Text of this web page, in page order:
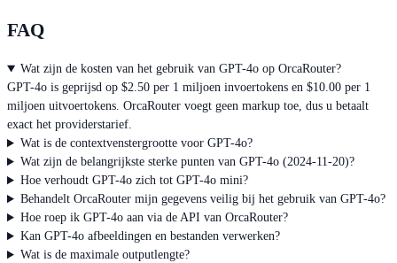
FAQ
Wat zijn de kosten van het gebruik van GPT-4o op OrcaRouter?
GPT-4o is geprijsd op $2.50 per 1 miljoen invoertokens en $10.00 per 1
miljoen uitvoertokens. OrcaRouter voegt geen markup toe, dus u betaalt
exact het providerstarief.
Wat is de contextvenstergrootte voor GPT-4o?
Wat zijn de belangrijkste sterke punten van GPT-4o (2024-11-20)?
Hoe verhoudt GPT-4o zich tot GPT-4o mini?
Behandelt OrcaRouter mijn gegevens veilig bij het gebruik van GPT-4o?
Hoe roep ik GPT-4o aan via de API van OrcaRouter?
Kan GPT-4o afbeeldingen en bestanden verwerken?
Wat is de maximale outputlengte?